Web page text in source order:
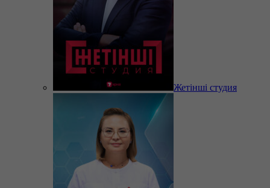
Жетінші студия